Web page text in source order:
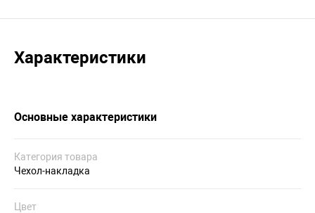
Характеристики
Основные характеристики
Категория товара
Чехол-накладка
Цвет